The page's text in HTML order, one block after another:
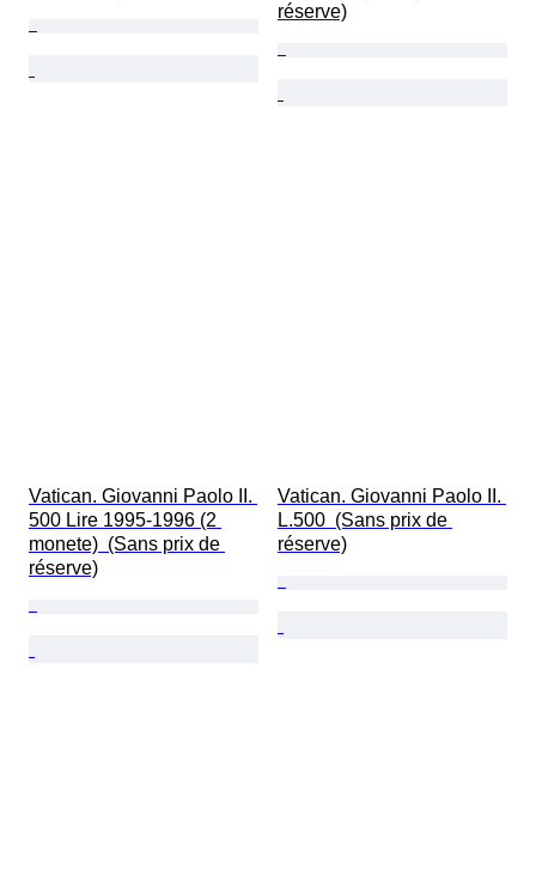
réserve)
Vatican. Giovanni Paolo II.
500 Lire 1995-1996 (2
monete)  (Sans prix de
réserve)
Vatican. Giovanni Paolo II.
L.500  (Sans prix de
réserve)